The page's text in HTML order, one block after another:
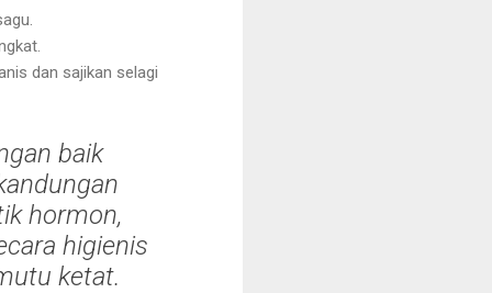
dan sajikan selagi
baik
hormon,
higienis
ketat.